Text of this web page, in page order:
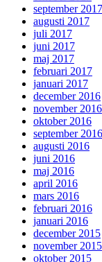
september 2017
augusti 2017
juli 2017
juni 2017
maj 2017
februari 2017
januari 2017
december 2016
november 2016
oktober 2016
september 2016
augusti 2016
juni 2016
maj 2016
april 2016
mars 2016
februari 2016
januari 2016
december 2015
november 2015
oktober 2015